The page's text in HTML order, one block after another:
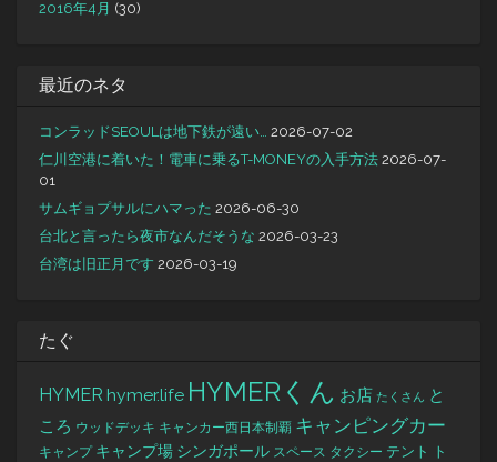
2016年4月 (30)
最近のネタ
コンラッドSEOULは地下鉄が遠い… 2026-07-02
仁川空港に着いた！電車に乗るT-MONEYの入手方法 2026-07-
01
サムギョプサルにハマった 2026-06-30
台北と言ったら夜市なんだそうな 2026-03-23
台湾は旧正月です 2026-03-19
たぐ
HYMER hymer.life HYMERくん お店 たくさん と
ころ ウッドデッキ キャンカー西日本制覇 キャンピングカー
キャンプ キャンプ場 シンガポール スペース タクシー テント
ト